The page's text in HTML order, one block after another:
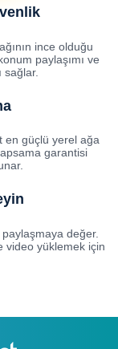
ince olduğu
paylaşımı ve
sağlar.
en güçlü yerel ağa
garantisi
değer.
video yüklemek için